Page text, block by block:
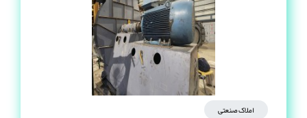
املاک صنعتی